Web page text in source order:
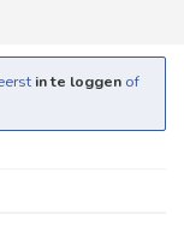
in te loggen of